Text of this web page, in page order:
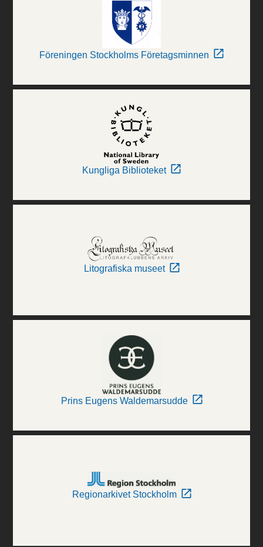
Föreningen Stockholms Företagsminnen
Kungliga Biblioteket
Litografiska museet
Prins Eugens Waldemarsudde
Regionarkivet Stockholm